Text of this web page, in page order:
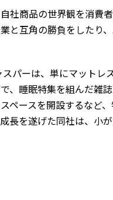
社商品の世界観を消費
と互角の勝負をしたり
パーは、単にマットレ
、睡眠特集を組んだ雑
ペースを開設するなど
長を遂げた同社は、小